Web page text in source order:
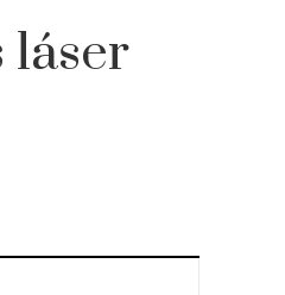
láser